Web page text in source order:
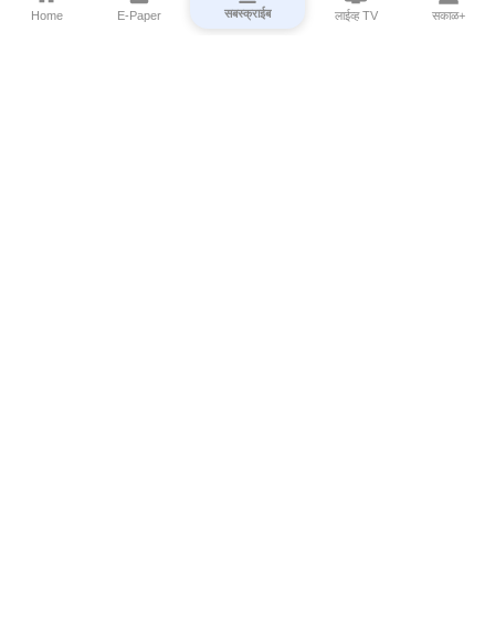
Home E-Paper सबस्क्राईब लाईव्ह TV सकाळ+